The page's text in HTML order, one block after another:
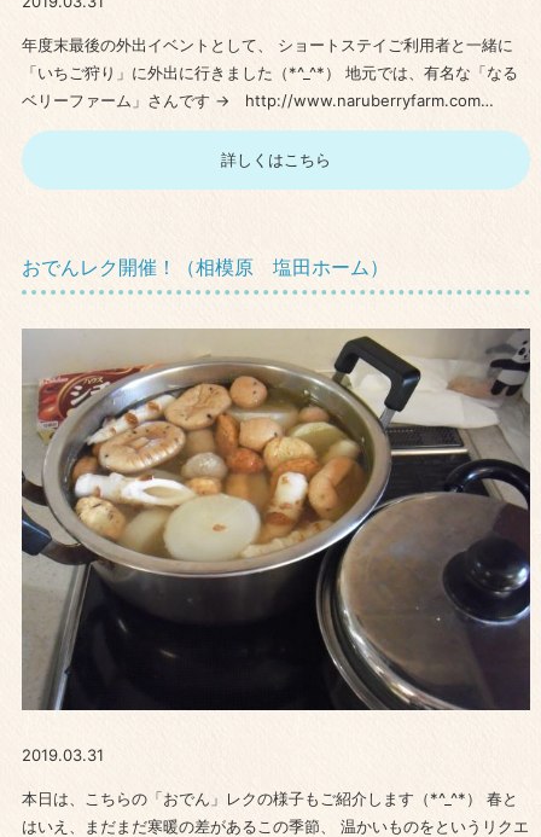
年度末最後の外出イベントとして、 ショートステイご利用者と一緒に
「いちご狩り」に外出に行きました（*^_^*） 地元では、有名な「なる
ベリーファーム」さんです → http://www.naruberryfarm.com…
詳しくはこちら
おでんレク開催！（相模原 塩田ホーム）
2019.03.31
本日は、こちらの「おでん」レクの様子もご紹介します（*^_^*） 春と
はいえ、まだまだ寒暖の差があるこの季節、 温かいものをというリクエ